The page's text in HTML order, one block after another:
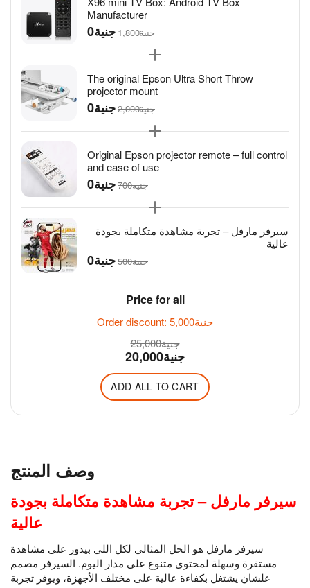
Manufacturer
جنية جنية1,800
The original Epson Ultra Short Throw
projector mount
جنية جنية2,000
Original Epson projector remote – full control
and ease of use
جنية جنية
سيرفر مارفل – تجربة مشاهدة متكاملة بجودة
عالية
جنية جنية
Price for all
Order discount: جنية5,000
جنية25,000
جنية20,000
ADD ALL TO CART
وصف المنتج
سيرفر مارفل – تجربة مشاهدة متكاملة بجودة
عالية
سيرفر مارفل هو الحل المثالي لكل اللي بيدور على مشاهدة
مستقرة وسهلة لمحتوى متنوع على مدار اليوم. السيرفر مصمم
علشان يشتغل بكفاءة عالية على مختلف الأجهزة، ويوفر تجربة